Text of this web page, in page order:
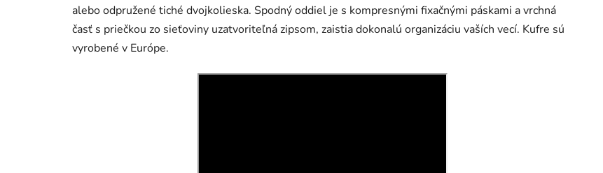
alebo odpružené tiché dvojkolieska. Spodný oddiel je s kompresnými fixačnými páskami a vrchná
časť s priečkou zo sieťoviny uzatvoriteľná zipsom, zaistia dokonalú organizáciu vaších vecí. Kufre sú
vyrobené v Európe.